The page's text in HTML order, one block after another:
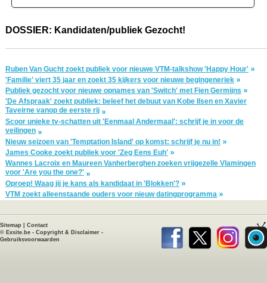
DOSSIER: Kandidaten/publiek Gezocht!
Ruben Van Gucht zoekt publiek voor nieuwe VTM-talkshow 'Happy Hour'
'Familie' viert 35 jaar en zoekt 35 kijkers voor nieuwe begingeneriek
Publiek gezocht voor nieuwe opnames van 'Switch' met Fien Germijns
'De Afspraak' zoekt publiek: beleef het debuut van Kobe Ilsen en Xavier
Taveirne vanop de eerste rij
Scoor unieke tv-schatten uit 'Eenmaal Andermaal': schrijf je in voor de
veilingen
Nieuw seizoen van 'Temptation Island' op komst: schrijf je nu in!
James Cooke zoekt publiek voor 'Zeg Eens Euh'
Wannes Lacroix en Maureen Vanherberghen zoeken vrijgezelle Vlamingen
voor 'Are you the one?'
Oproep! Waag jij je kans als kandidaat in 'Blokken'?
VTM zoekt alleenstaande ouders voor nieuw datingprogramma
Sitemap
Contact
© Exsite.be - Copyright & Disclaimer -
Gebruiksvoorwaarden